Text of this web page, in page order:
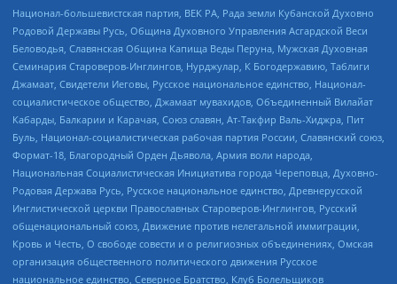
Национал-большевистская партия, ВЕК РА, Рада земли Кубанской Духовно
Родовой Державы Русь, Община Духовного Управления Асгардской Веси
Беловодья, Славянская Община Капища Веды Перуна, Мужская Духовная
Семинария Староверов-Инглингов, Нурджулар, К Богодержавию, Таблиги
Джамаат, Свидетели Иеговы, Русское национальное единство, Национал-
социалистическое общество, Джамаат мувахидов, Объединенный Вилайат
Кабарды, Балкарии и Карачая, Союз славян, Ат-Такфир Валь-Хиджра, Пит
Буль, Национал-социалистическая рабочая партия России, Славянский союз,
Формат-18, Благородный Орден Дьявола, Армия воли народа,
Национальная Социалистическая Инициатива города Череповца, Духовно-
Родовая Держава Русь, Русское национальное единство, Древнерусской
Инглистической церкви Православных Староверов-Инглингов, Русский
общенациональный союз, Движение против нелегальной иммиграции,
Кровь и Честь, О свободе совести и о религиозных объединениях, Омская
организация общественного политического движения Русское
национальное единство, Северное Братство, Клуб Болельщиков